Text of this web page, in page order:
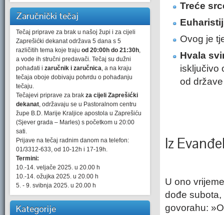
Zaručnički tečaj
Tečaj priprave za brak u našoj župi i za cijeli
Zaprešićki dekanat održava 5 dana s 5
različitih tema koje traju od 20:00h do 21:30h,
a vode ih stručni predavači. Tečaj su dužni
pohađati i zaručnik i zaručnica, a na kraju
tečaja oboje dobivaju potvrdu o pohađanju
tečaju.
Tečajevi priprave za brak za cijeli Zaprešićki
dekanat, održavaju se u Pastoralnom centru
župe B.D. Marije Kraljice apostola u Zaprešiću
(Sjever grada – Marles) s početkom u 20:00
sati.
Prijave na tečaj radnim danom na telefon:
01/3312-633, od 10-12h i 17-19h.
Termini:
10.-14. veljače 2025. u 20.00 h
10.-14. ožujka 2025. u 20.00 h
5. - 9. svibnja 2025. u 20.00 h
Kategorije
Treće
Ovog je
Hvala
isključivo
od
Iz
U ono
dođe subota,
govorahu: